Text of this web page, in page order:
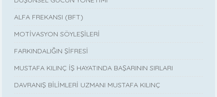
ALFA FREKANSI (BFT)
MOTİVASYON SÖYLEŞİLERİ
FARKINDALIĞIN ŞİFRESİ
MUSTAFA KILINÇ İŞ HAYATINDA BAŞARININ SIRLARI
DAVRANIŞ BİLİMLERİ UZMANI MUSTAFA KILINÇ